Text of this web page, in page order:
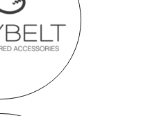
BillyBelt